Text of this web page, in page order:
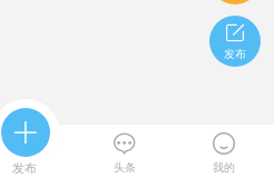

发布

发布

头条

我的